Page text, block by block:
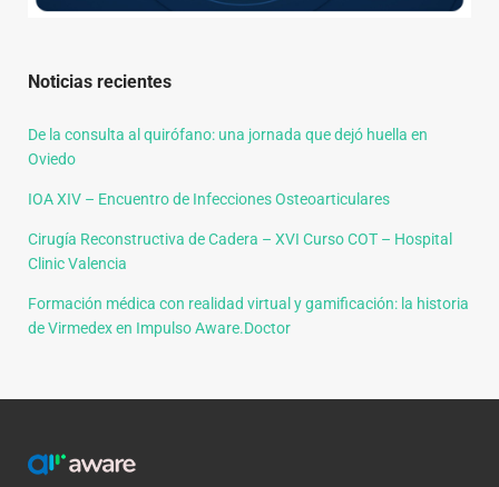
Noticias recientes
De la consulta al quirófano: una jornada que dejó huella en
Oviedo
IOA XIV – Encuentro de Infecciones Osteoarticulares
Cirugía Reconstructiva de Cadera – XVI Curso COT – Hospital
Clinic Valencia
Formación médica con realidad virtual y gamificación: la historia
de Virmedex en Impulso Aware.Doctor